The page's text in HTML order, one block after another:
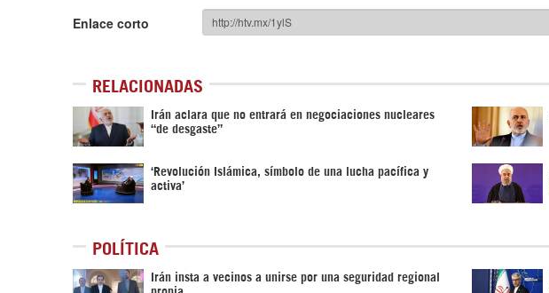
Enlace corto
RELACIONADAS
Irán aclara que no entrará en negociaciones nucleares
“de desgaste”
‘Revolución Islámica, símbolo de una lucha pacífica y
activa’
POLÍTICA
Irán insta a vecinos a unirse por una seguridad regional
propia